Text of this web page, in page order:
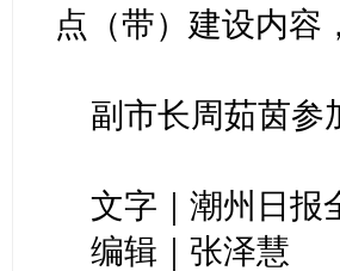
点（带）建设内容
副市长周茹茵参
文字｜潮州日报
编辑｜张泽慧